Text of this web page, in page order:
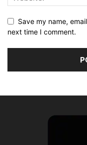
Save my name,
next time I comment.